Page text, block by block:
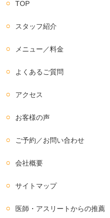
TOP
スタッフ紹介
メニュー／料金
よくあるご質問
アクセス
お客様の声
ご予約／お問い合わせ
会社概要
サイトマップ
医師・アスリートからの推薦